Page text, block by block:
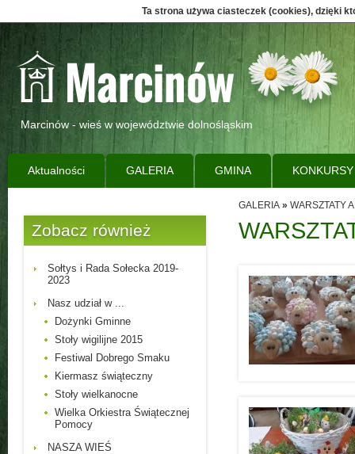
Ta strona używa ciasteczek (cookies), dzięki
Marcinów - wieś w województwie dolnośląskim
Aktualności GALERIA GMINA KONKURSY
Zobacz również
Sołtys i Rada Sołecka 2019-
2023
Nasz udział w ...
Dożynki Gminne
Stoły wigilijne 2015
Festiwal Dobrego Smaku
Kiermasz świąteczny
Stoły wielkanocne
Wielka Orkiestra Świątecznej
Pomocy
NASZA WIEŚ
GALERIA» WARSZTATY